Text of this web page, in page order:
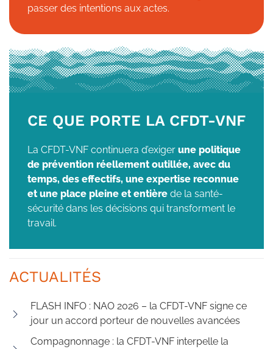
passer des intentions aux actes.
CE QUE PORTE LA CFDT-VNF
La CFDT-VNF continuera d’exiger une politique
de prévention réellement outillée, avec du
temps, des effectifs, une expertise reconnue
et une place pleine et entière de la santé-
sécurité dans les décisions qui transforment le
travail.
ACTUALITÉS
FLASH INFO : NAO 2026 – la CFDT-VNF signe ce
jour un accord porteur de nouvelles avancées
Compagnonnage : la CFDT-VNF interpelle la